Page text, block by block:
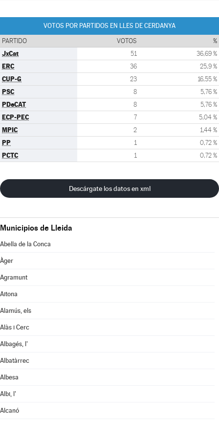
VOTOS POR PARTIDOS EN LLES DE CERDANYA
PARTIDO VOTOS %
JxCat 51 36,69 %
ERC 36 25,9 %
CUP-G 23 16,55 %
PSC 8 5,76 %
PDeCAT 8 5,76 %
ECP-PEC 7 5,04 %
MPIC 2 1,44 %
PP 1 0,72 %
PCTC 1 0,72 %
Descárgate los datos en xml
Municipios de Lleida
Abella de la Conca
Àger
Agramunt
Aitona
Alamús, els
Alàs i Cerc
Albagés, l'
Albatàrrec
Albesa
Albi, l'
Alcanó